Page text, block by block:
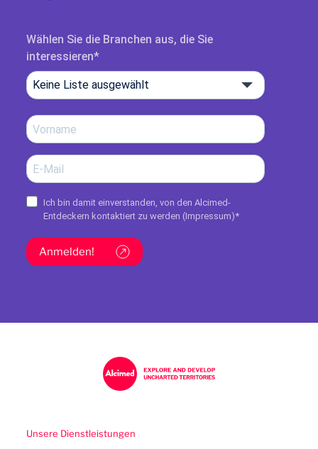
Wählen Sie die Branchen aus, die Sie
interessieren
Keine Liste ausgewählt
Ich bin damit einverstanden, von den Alcimed-
Entdeckern kontaktiert zu werden (Impressum)*
Anmelden!
Unsere Dienstleistungen